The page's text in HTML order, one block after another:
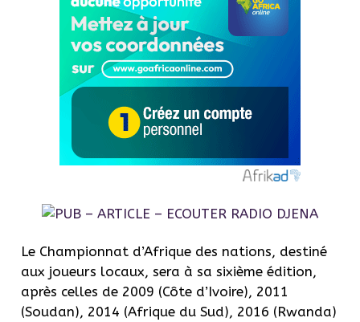
Le Championnat d’Afrique des nations, destiné
aux joueurs locaux, sera à sa sixième édition,
après celles de 2009 (Côte d’Ivoire), 2011
(Soudan), 2014 (Afrique du Sud), 2016 (Rwanda)